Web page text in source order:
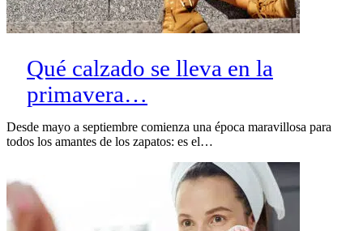
Qué calzado se lleva en la
primavera…
Desde mayo a septiembre comienza una época maravillosa para
todos los amantes de los zapatos: es el…